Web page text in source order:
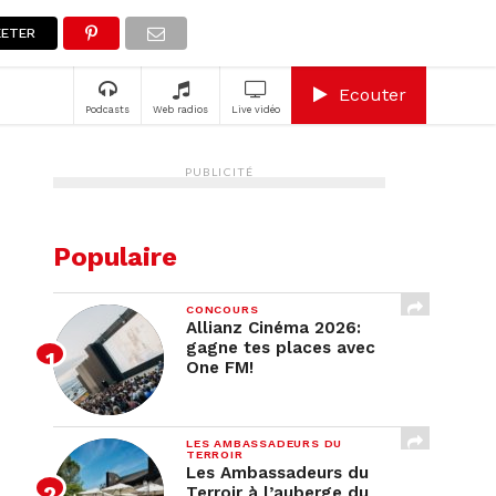
Podcasts Web radios Live vidéo
Ecouter
PUBLICITÉ
Populaire
CONCOURS
Allianz Cinéma 2026:
gagne tes places avec
One FM!
LES AMBASSADEURS DU
TERROIR
Les Ambassadeurs du